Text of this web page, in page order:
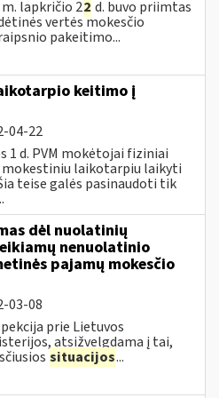
m. lapkričio 22 d. buvo priimtas
vertės mokesčio
pakeitimo...
keitimo į
04-22
1 d. PVM mokėtojai fiziniai
mokestiniu laikotarpiu laikyti
teise galės pasinaudoti tik
dėl nuolatinių
nenuolatinio
pajamų mokesčio
03-08
prie Lietuvos
atsižvelgdama į tai,
situacijos...